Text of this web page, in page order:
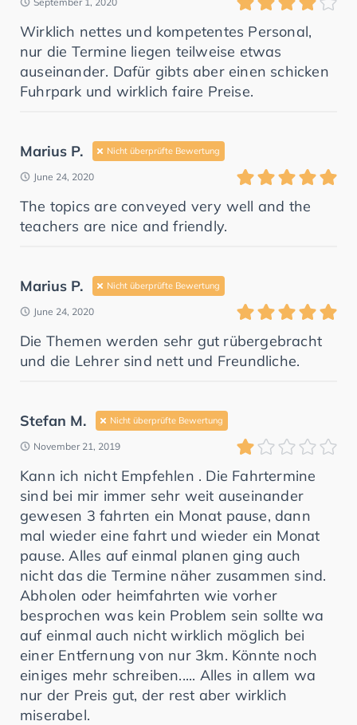
Wirklich nettes und kompetentes Personal,
nur die Termine liegen teilweise etwas
auseinander. Dafür gibts aber einen schicken
Fuhrpark und wirklich faire Preise.
Marius P. Nicht überprüfte Bewertung
June 24, 2020
The topics are conveyed very well and the
teachers are nice and friendly.
Marius P. Nicht überprüfte Bewertung
June 24, 2020
Die Themen werden sehr gut rübergebracht
und die Lehrer sind nett und Freundliche.
Stefan M. Nicht überprüfte Bewertung
November 21, 2019
Kann ich nicht Empfehlen . Die Fahrtermine
sind bei mir immer sehr weit auseinander
gewesen 3 fahrten ein Monat pause, dann
mal wieder eine fahrt und wieder ein Monat
pause. Alles auf einmal planen ging auch
nicht das die Termine näher zusammen sind.
Abholen oder heimfahrten wie vorher
besprochen was kein Problem sein sollte wa
auf einmal auch nicht wirklich möglich bei
einer Entfernung von nur 3km. Könnte noch
einiges mehr schreiben..... Alles in allem wa
nur der Preis gut, der rest aber wirklich
miserabel.